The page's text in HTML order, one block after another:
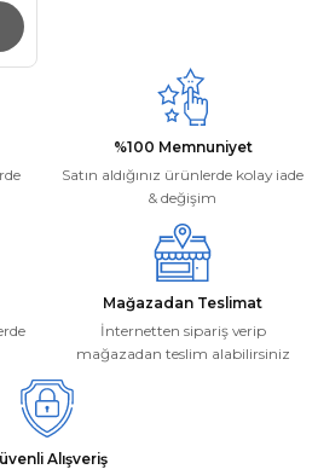
%100 Memnuniyet
Satın aldığınız ürünlerde kolay iade
& değişim
Mağazadan Teslimat
İnternetten sipariş verip
mağazadan teslim alabilirsiniz
Alışveriş